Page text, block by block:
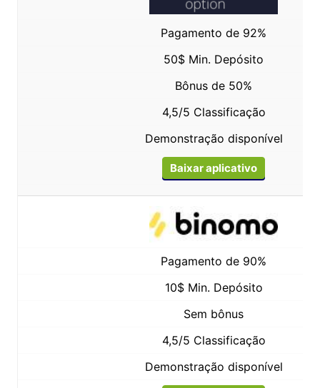
Pagamento de 92%
50$ Min. Depósito
Bônus de 50%
4,5/5 Classificação
Demonstração disponível
Baixar aplicativo
Pagamento de 90%
10$ Min. Depósito
Sem bônus
4,5/5 Classificação
Demonstração disponível